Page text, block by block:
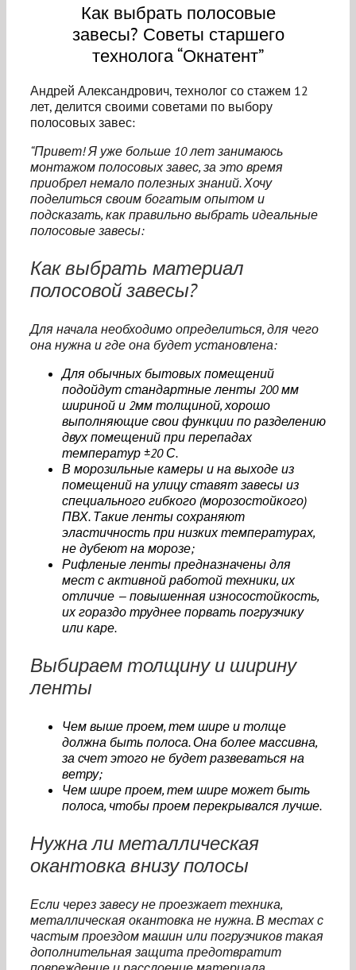
Как выбрать полосовые
завесы? Советы старшего
технолога “Окнатент”
Андрей Александрович, технолог со стажем 12
лет, делится своими советами по выбору
полосовых завес:
“Привет! Я уже больше 10 лет занимаюсь
монтажом полосовых завес, за это время
приобрел немало полезных знаний. Хочу
поделиться своим богатым опытом и
подсказать, как правильно выбрать идеальные
полосовые завесы:
Как выбрать материал
полосовой завесы?
Для начала необходимо определиться, для чего
она нужна и где она будет установлена:
Для обычных бытовых помещений
подойдут стандартные ленты 200 мм
шириной и 2мм толщиной, хорошо
выполняющие свои функции по разделению
двух помещений при перепадах
температур ±20 С.
В морозильные камеры и на выходе из
помещений на улицу ставят завесы из
специального гибкого (морозостойкого)
ПВХ. Такие ленты сохраняют
эластичность при низких температурах,
не дубеют на морозе;
Рифленые ленты предназначены для
мест с активной работой техники, их
отличие — повышенная износостойкость,
их гораздо труднее порвать погрузчику
или каре.
Выбираем толщину и ширину
ленты
Чем выше проем, тем шире и толще
должна быть полоса. Она более массивна,
за счет этого не будет развеваться на
ветру;
Чем шире проем, тем шире может быть
полоса, чтобы проем перекрывался лучше.
Нужна ли металлическая
окантовка внизу полосы
Если через завесу не проезжает техника,
металлическая окантовка не нужна. В местах с
частым проездом машин или погрузчиков такая
дополнительная защита предотвратит